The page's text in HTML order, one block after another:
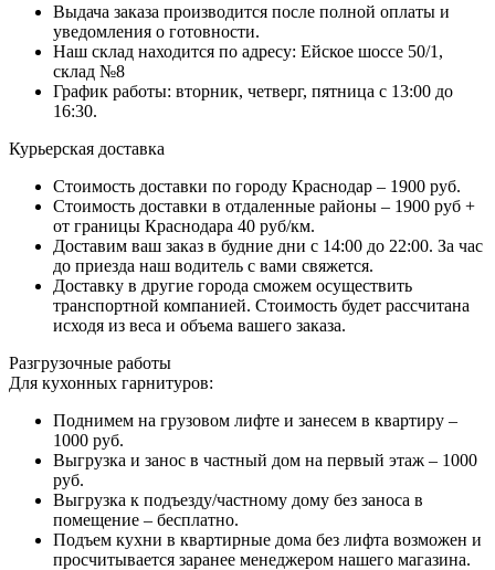
Выдача заказа производится после полной оплаты и
уведомления о готовности.
Наш склад находится по адресу: Ейское шоссе 50/1,
склад №8
График работы: вторник, четверг, пятница с 13:00 до
16:30.
Курьерская доставка
Стоимость доставки по городу Краснодар – 1900 руб.
Стоимость доставки в отдаленные районы – 1900 руб +
от границы Краснодара 40 руб/км.
Доставим ваш заказ в будние дни с 14:00 до 22:00. За час
до приезда наш водитель с вами свяжется.
Доставку в другие города сможем осуществить
транспортной компанией. Стоимость будет рассчитана
исходя из веса и объема вашего заказа.
Разгрузочные работы
Для кухонных гарнитуров:
Поднимем на грузовом лифте и занесем в квартиру –
1000 руб.
Выгрузка и занос в частный дом на первый этаж – 1000
руб.
Выгрузка к подъезду/частному дому без заноса в
помещение – бесплатно.
Подъем кухни в квартирные дома без лифта возможен и
просчитывается заранее менеджером нашего магазина.